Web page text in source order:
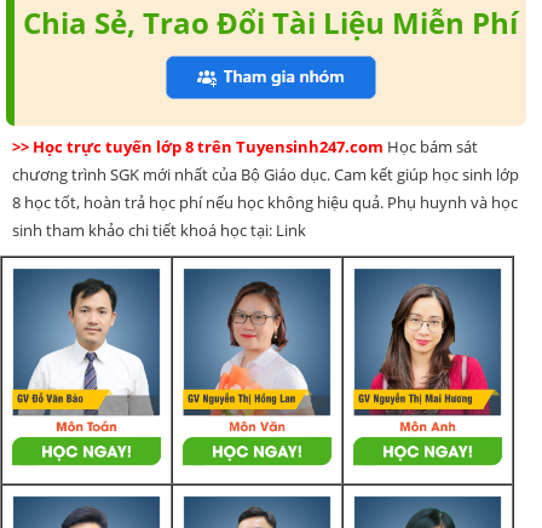
Chia Sẻ, Trao Đổi Tài Liệu Miễn Phí
>> Học trực tuyến lớp 8 trên Tuyensinh247.com Học bám sát
chương trình SGK mới nhất của Bộ Giáo dục. Cam kết giúp học sinh lớp
8 học tốt, hoàn trả học phí nếu học không hiệu quả. Phụ huynh và học
sinh tham khảo chi tiết khoá học tại: Link